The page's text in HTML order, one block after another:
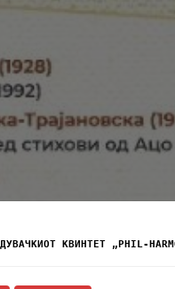
КВИНТЕТ „PHIL-